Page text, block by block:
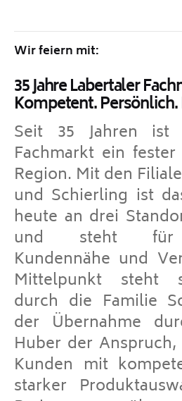
Wir feiern mit:
35 Jahre Labertaler
Kompetent.
Seit 35 Jahren ist
Fachmarkt ein
Region. Mit den
und Schierling ist
heute an drei
und steht für
Kundennähe und
Mittelpunkt steht
durch die Familie
der Übernahme
Huber der
Kunden mit
starker